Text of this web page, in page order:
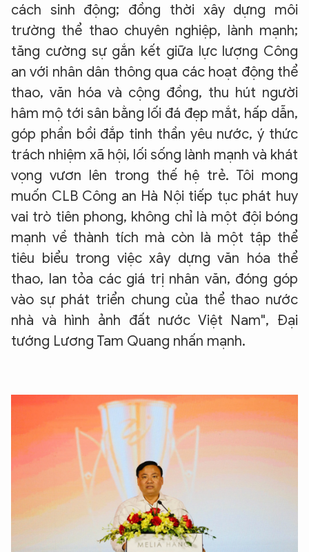
cách sinh động; đồng thời xây dựng môi
trường thể thao chuyên nghiệp, lành mạnh;
tăng cường sự gắn kết giữa lực lượng Công
an với nhân dân thông qua các hoạt động thể
thao, văn hóa và cộng đồng, thu hút người
hâm mộ tới sân bằng lối đá đẹp mắt, hấp dẫn,
góp phần bồi đắp tinh thần yêu nước, ý thức
trách nhiệm xã hội, lối sống lành mạnh và khát
vọng vươn lên trong thế hệ trẻ. Tôi mong
muốn CLB Công an Hà Nội tiếp tục phát huy
vai trò tiên phong, không chỉ là một đội bóng
mạnh về thành tích mà còn là một tập thể
tiêu biểu trong việc xây dựng văn hóa thể
thao, lan tỏa các giá trị nhân văn, đóng góp
vào sự phát triển chung của thể thao nước
nhà và hình ảnh đất nước Việt Nam", Đại
tướng Lương Tam Quang nhấn mạnh.
XIN CHÀO,
TÔI LÀ CHATBOT CỦA